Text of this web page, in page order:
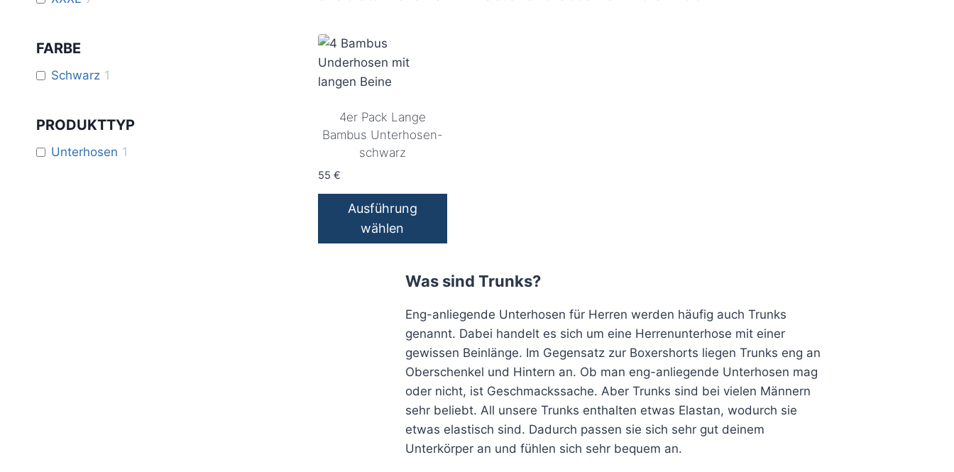
4er Pack Lange
Bambus Unterhosen-
schwarz
55€
Ausführung
wählen
Was sind Trunks?
Eng-anliegende Unterhosen für Herren werden häufig auch Trunks
genannt. Dabei handelt es sich um eine Herrenunterhose mit einer
gewissen Beinlänge. Im Gegensatz zur Boxershorts liegen Trunks eng an
Oberschenkel und Hintern an. Ob man eng-anliegende Unterhosen mag
oder nicht, ist Geschmackssache. Aber Trunks sind bei vielen Männern
sehr beliebt. All unsere Trunks enthalten etwas Elastan, wodurch sie
etwas elastisch sind. Dadurch passen sie sich sehr gut deinem
Unterkörper an und fühlen sich sehr bequem an.
FARBE
Schwarz 1
PRODUKTTYP
Unterhosen 1